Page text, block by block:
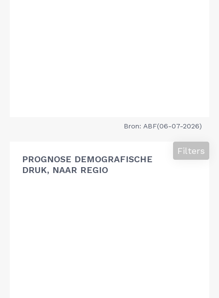
Bron: ABF(06-07-2026)
PROGNOSE DEMOGRAFISCHE
DRUK, NAAR REGIO
Filters